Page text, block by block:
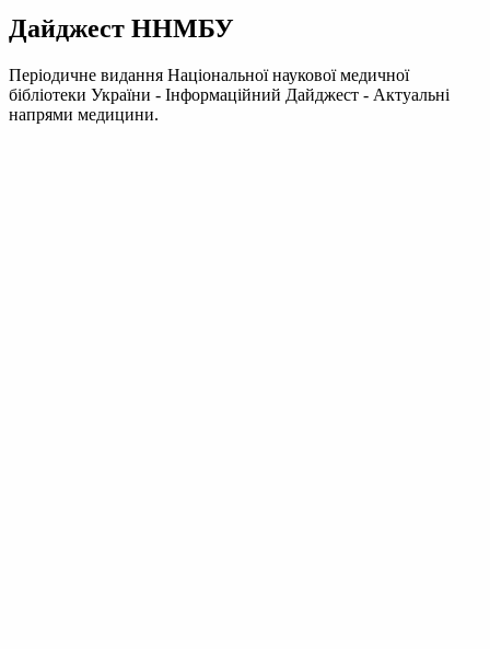
Дайджест ННМБУ
Періодичне видання Національної наукової медичної
бібліотеки України - Інформаційний Дайджест - Актуальні
напрями медицини.